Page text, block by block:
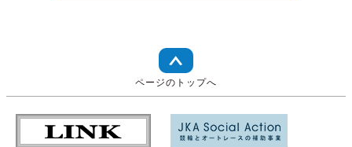
ページのトップへ